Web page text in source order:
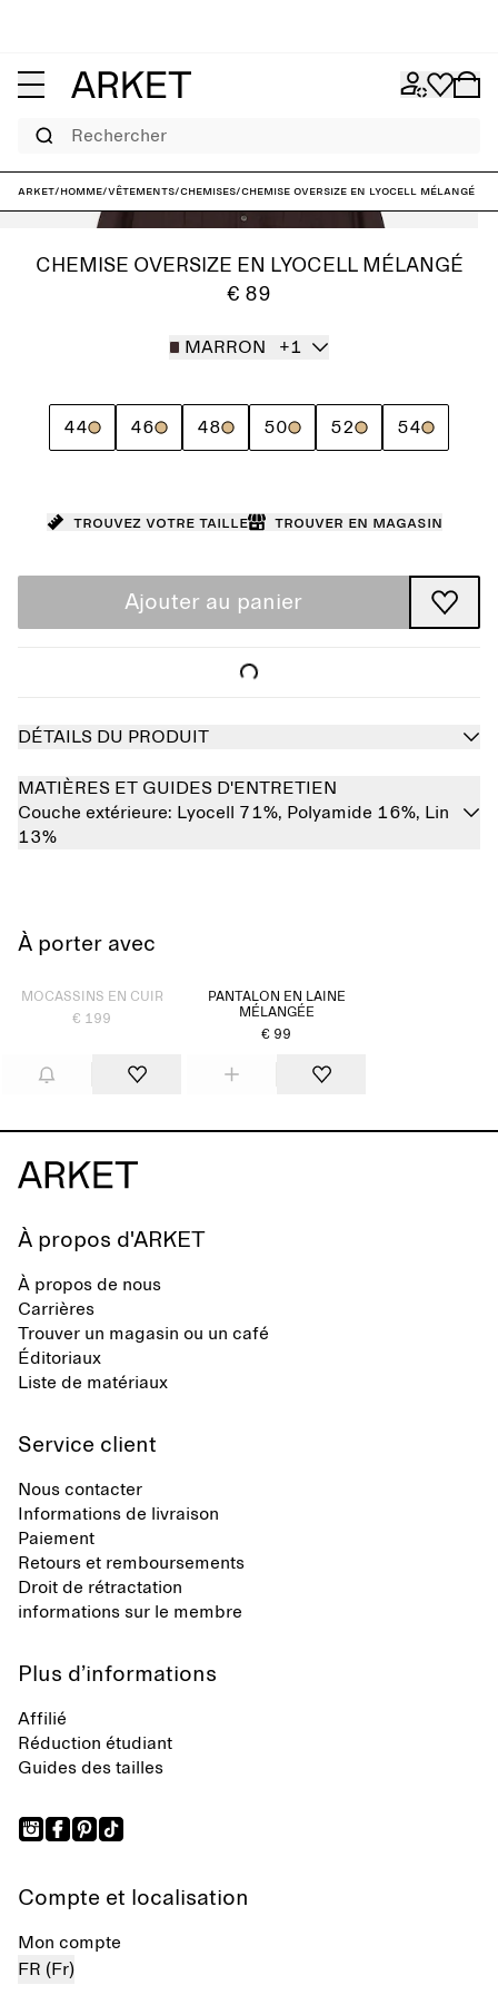
Rechercher
ARKET/Homme/Vêtements/Chemises/Chemise oversize en lyocell mélangé
CHEMISE OVERSIZE EN LYOCELL MÉLANGÉ
€ 89
MARRON +1
44 46 48 50 52 54
Trouvez votre taille Trouver en magasin
Ajouter au panier
DÉTAILS DU PRODUIT
MATIÈRES ET GUIDES D'ENTRETIEN
Couche extérieure: Lyocell 71%, Polyamide 16%, Lin
13%
À porter avec
Épuisé
MOCASSINS EN CUIR
€ 199
PANTALON EN LAINE
MÉLANGÉE
€ 99
À propos d'ARKET
À propos de nous
Carrières
Trouver un magasin ou un café
Éditoriaux
Liste de matériaux
Service client
Nous contacter
Informations de livraison
Paiement
Retours et remboursements
Droit de rétractation
informations sur le membre
Plus d’informations
Affilié
Réduction étudiant
Guides des tailles
Compte et localisation
Mon compte
FR (Fr)